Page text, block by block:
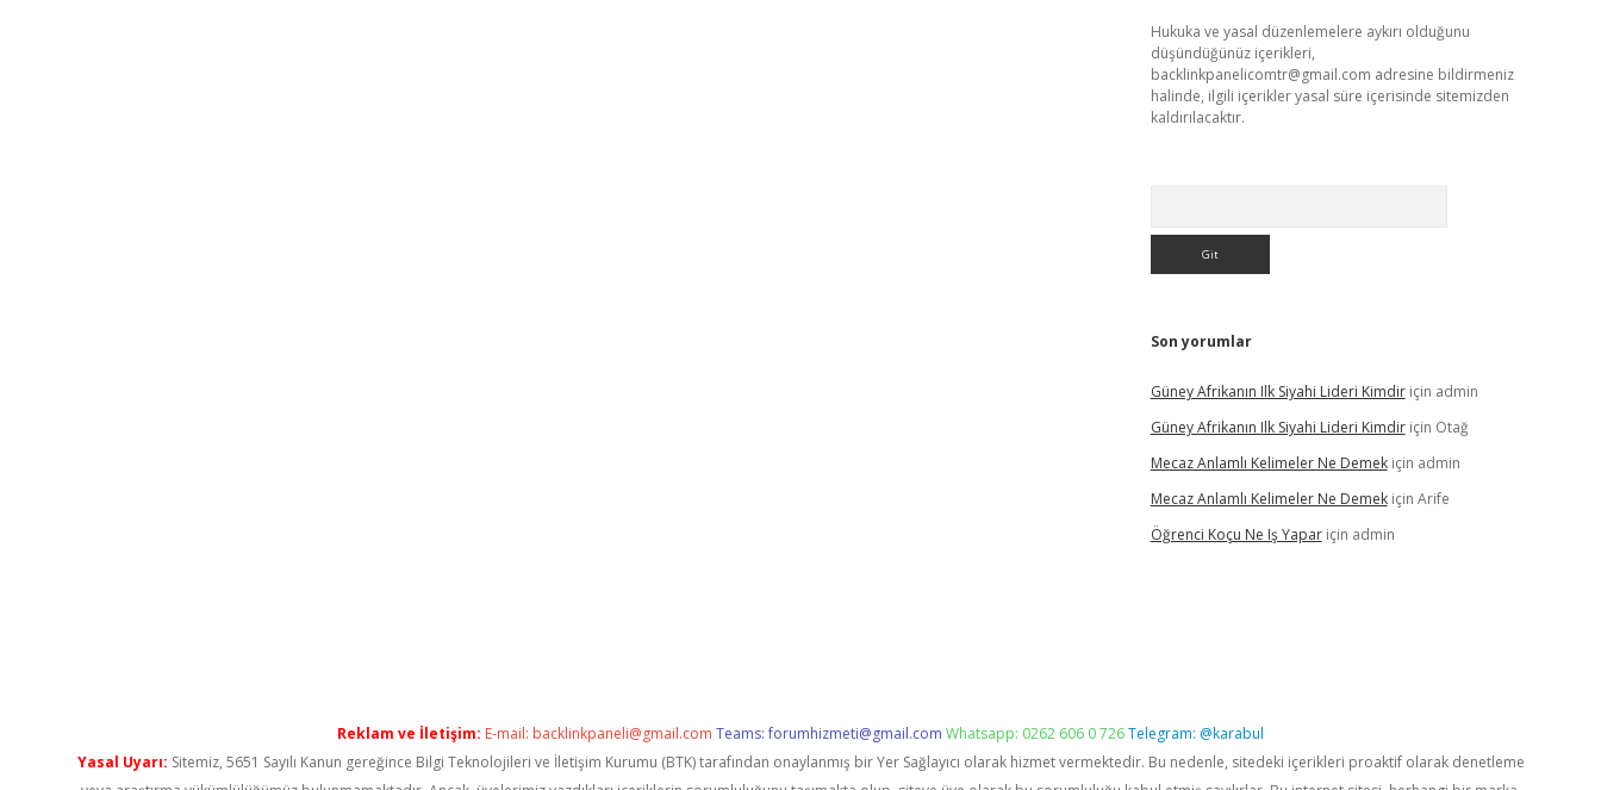
Hukuka ve yasal düzenlemelere aykırı olduğunu
düşündüğünüz içerikleri,
backlinkpanelicomtr@gmail.com adresine bildirmeniz
halinde, ilgili içerikler yasal süre içerisinde sitemizden
kaldırılacaktır.
Son yorumlar
Güney Afrikanın Ilk Siyahi Lideri Kimdiriçin admin
Güney Afrikanın Ilk Siyahi Lideri Kimdiriçin Otağ
Mecaz Anlamlı Kelimeler Ne Demekiçin admin
Mecaz Anlamlı Kelimeler Ne Demekiçin Arife
Öğrenci Koçu Ne Iş Yapariçin admin
Reklam ve İletişim: E-mail: backlinkpaneli@gmail.com Teams:forumhizmeti@gmail.com Whatsapp: 0262 606 0 726Telegram: @karabul
Yasal Uyarı: Sitemiz, 5651 Sayılı Kanun gereğince Bilgi Teknolojileri ve İletişim Kurumu (BTK) tarafından onaylanmış bir Yer Sağlayıcı olarak hizmet vermektedir. Bu nedenle, sitedeki içerikleri proaktif olarak denetleme